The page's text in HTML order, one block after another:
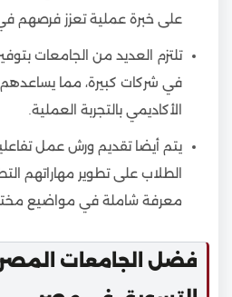
على خبرة عملية تعزز فرصهم
تلتزم العديد من الجامعات
في شركات كبيرة، مما يساعدهم
الأكاديمي بالتجربة العملية.
يتم أيضا تقديم ورش عمل
الطلاب على تطوير مهاراتهم
معرفة شاملة في مواضيع
فضل الجامعات